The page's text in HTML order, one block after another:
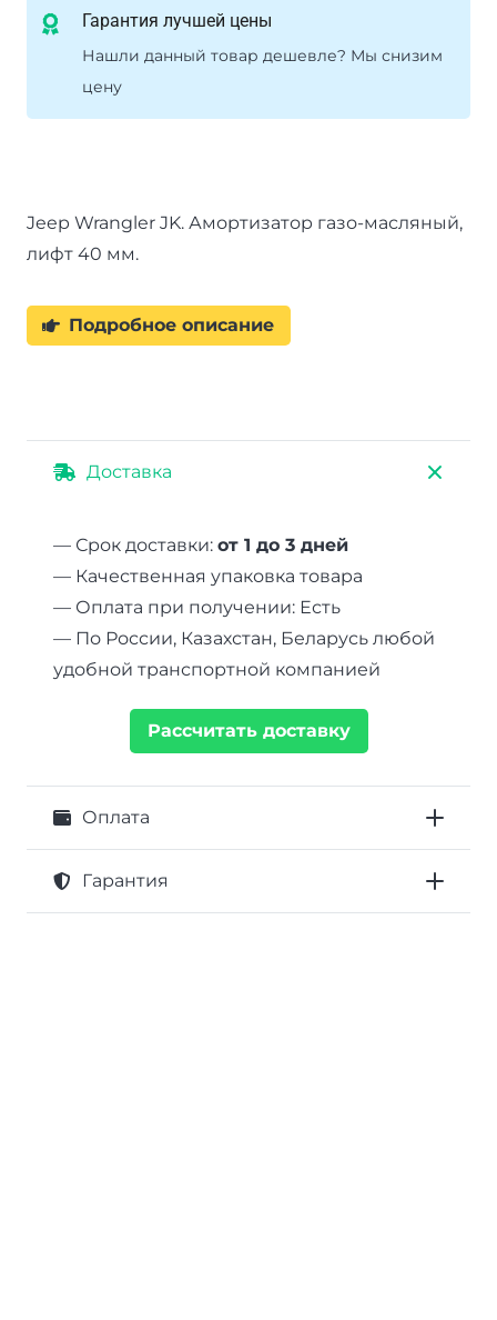
+40
Гарантия лучшей цены
Нашли данный товар дешевле? Мы снизим
цену
Jeep Wrangler JK. Амортизатор газо-масляный,
лифт 40 мм.
Подробное описание
Доставка
— Срок доставки: от 1 до 3 дней
— Качественная упаковка товара
— Оплата при получении: Есть
— По России, Казахстан, Беларусь любой
удобной транспортной компанией
Рассчитать доставку
Оплата
Гарантия